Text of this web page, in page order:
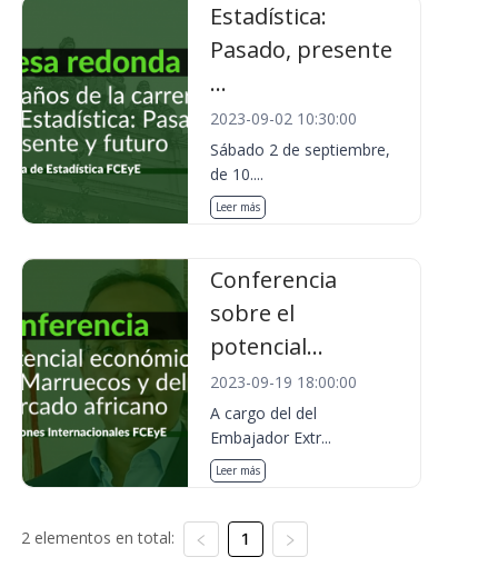
Estadística:
Pasado, presente
...
2023-09-02 10:30:00
Sábado 2 de septiembre,
de 10....
Leer más
Conferencia
sobre el
potencial...
2023-09-19 18:00:00
A cargo del del
Embajador Extr...
Leer más
2 elementos en total: 1